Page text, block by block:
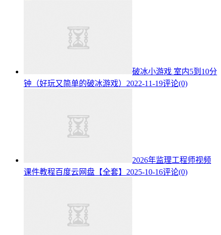
破冰小游戏 室内5到10分
钟（好玩又简单的破冰游戏） 2022-11-19评论(0)
2026年监理工程师视频
课件教程百度云网盘【全套】 2025-10-16评论(0)